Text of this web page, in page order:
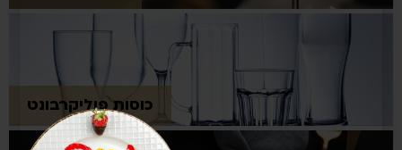
כוסות פוליקרבונט